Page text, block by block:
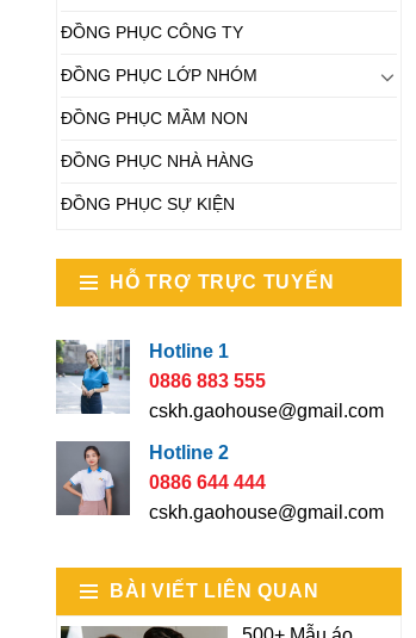
ĐỒNG PHỤC CÔNG TY
ĐỒNG PHỤC LỚP NHÓM
ĐỒNG PHỤC MẦM NON
ĐỒNG PHỤC NHÀ HÀNG
ĐỒNG PHỤC SỰ KIỆN
HỖ TRỢ TRỰC TUYẾN
Hotline 1
0886 883 555
cskh.gaohouse@gmail.com
Hotline 2
0886 644 444
cskh.gaohouse@gmail.com
BÀI VIẾT LIÊN QUAN